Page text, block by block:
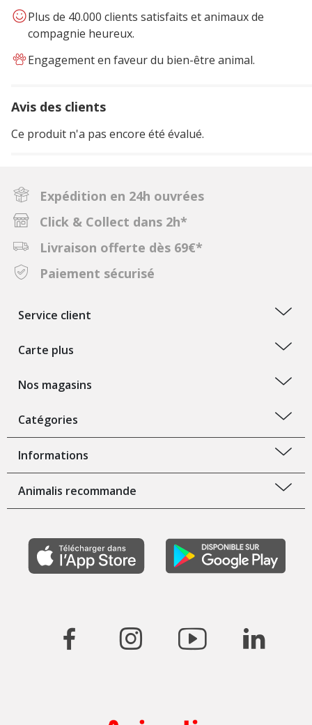
Plus de 40.000 clients satisfaits et animaux de
compagnie heureux.
Engagement en faveur du bien-être animal.
Avis des clients
Ce produit n'a pas encore été évalué.
Expédition en 24h ouvrées
Click & Collect dans 2h*
Livraison offerte dès 69€*
Paiement sécurisé
Service client
Carte plus
Nos magasins
Catégories
Informations
Animalis recommande